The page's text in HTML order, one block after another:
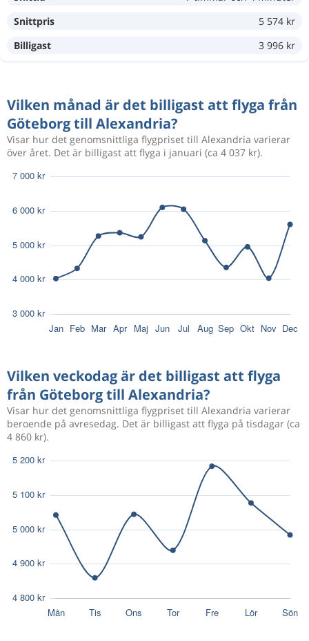
Aug 11
Aug 21
9 137 kr
Aug 26 AlexandriaGöteborg
Aug 19 GöteborgAlexandria
Aug 31
8 983 kr
Nov 18 GöteborgAlexandria
AlexandriaGöteborg
4 955 kr
Nov 18 Göteborg 6 710 kr
Göteborg Alexandria
Nov 18 Göteborg Alexandria
Jan 10 AlexandriaGöteborg
6 672 kr
Aug 13 GöteborgAlexandria 10 691 kr
Dec 26 GöteborgAlexandria 6 872 kr
Dec 26 GöteborgAlexandria
Snittpris
5 574 kr
Billigast
3 996 kr
Vilken månad är det billigast att flyga från
Göteborg till Alexandria?
Visar hur det genomsnittliga flygpriset till Alexandria varierar
över året. Det är billigast att flyga i januari (ca 4 037 kr).
Vilken veckodag är det billigast att flyga
från Göteborg till Alexandria?
Visar hur det genomsnittliga flygpriset till Alexandria varierar
beroende på avresedag. Det är billigast att flyga på tisdagar (ca
4 860 kr).